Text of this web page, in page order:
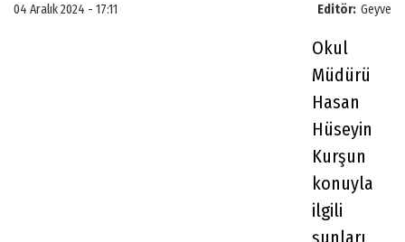
Editör: Geyve
04 Aralık 2024 - 17:11
Okul
Müdürü
Hasan
Hüseyin
Kurşun
konuyla
ilgili
şunları